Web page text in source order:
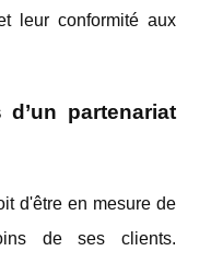
leur conformité aux
partenariat
d'être en mesure de
de ses clients.